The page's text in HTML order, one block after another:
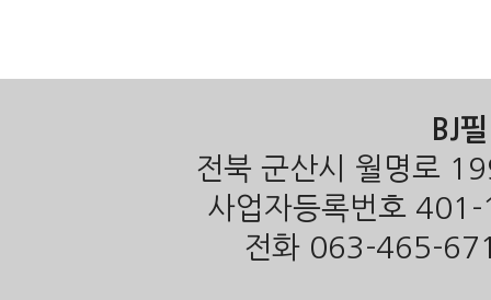
BJ
전북 군산시 월명로
사업자등록번호
전화 063-465-